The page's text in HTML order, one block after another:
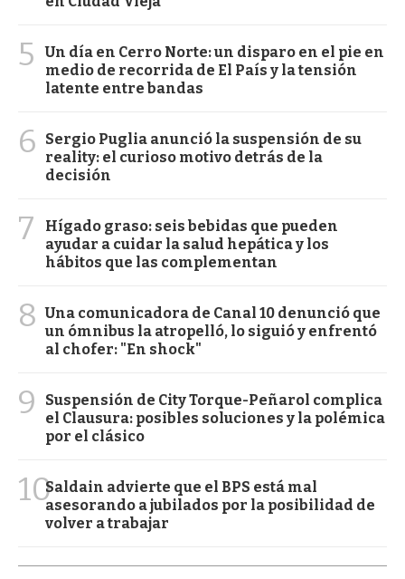
5
Un día en Cerro Norte: un disparo en el pie en
medio de recorrida de El País y la tensión
latente entre bandas
6
Sergio Puglia anunció la suspensión de su
reality: el curioso motivo detrás de la
decisión
7
Hígado graso: seis bebidas que pueden
ayudar a cuidar la salud hepática y los
hábitos que las complementan
8 Una comunicadora de Canal 10 denunció que
un ómnibus la atropelló, lo siguió y enfrentó
al chofer: "En shock"
9
Suspensión de City Torque-Peñarol complica
el Clausura: posibles soluciones y la polémica
por el clásico
10Saldain advierte que el BPS está mal
asesorando a jubilados por la posibilidad de
volver a trabajar